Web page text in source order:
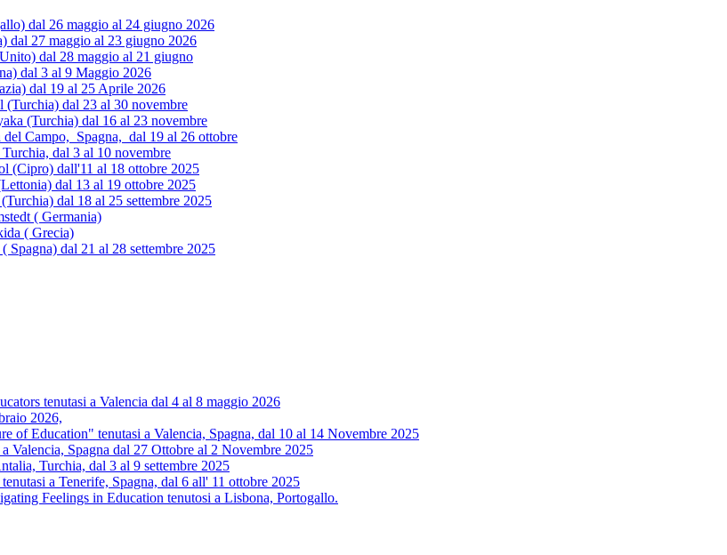
dal 26 maggio al 24 giugno 2026
dal 27 maggio al 23 giugno 2026
dal 28 maggio al 21 giugno
dal 3 al 9 Maggio 2026
dal 19 al 25 Aprile 2026
(Turchia) dal 23 al 30 novembre
(Turchia) dal 16 al 23 novembre
Campo, Spagna, dal 19 al 26 ottobre
dal 3 al 10 novembre
(Cipro) dall'11 al 18 ottobre 2025
dal 13 al 19 ottobre 2025
dal 18 al 25 settembre 2025
( Germania)
( Grecia)
dal 21 al 28 settembre 2025
tenutasi a Valencia dal 4 al 8 maggio 2026
2026,
of Education" tenutasi a Valencia, Spagna, dal 10 al 14 Novembre 2025
Valencia, Spagna dal 27 Ottobre al 2 Novembre 2025
Turchia, dal 3 al 9 settembre 2025
a Tenerife, Spagna, dal 6 all' 11 ottobre 2025
Feelings in Education tenutosi a Lisbona, Portogallo.